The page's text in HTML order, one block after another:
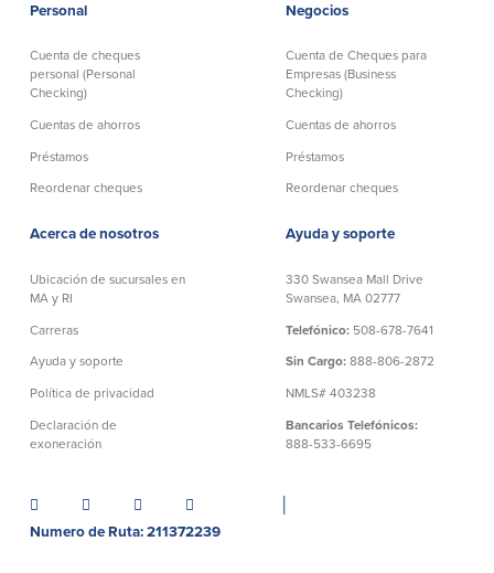
Personal
Cuenta de cheques
personal (Personal
Checking)
Cuentas de ahorros
Préstamos
Reordenar cheques
Negocios
Cuenta de Cheques para
Empresas (Business
Checking)
Cuentas de ahorros
Préstamos
Reordenar cheques
Acerca de nosotros
Ubicación de sucursales en
MA y RI
Carreras
Ayuda y soporte
Política de privacidad
Declaración de
exoneración
Ayuda y soporte
330 Swansea Mall Drive
Swansea, MA 02777
Telefónico: 508-678-7641
Sin Cargo: 888-806-2872
NMLS# 403238
Bancarios Telefónicos:
888-533-6695
Numero de Ruta: 211372239